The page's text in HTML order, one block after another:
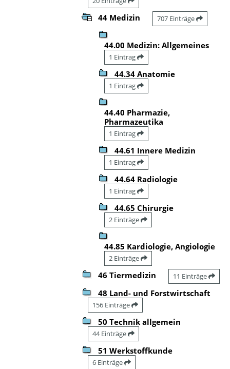
44 Medizin 707 Einträge
44.00 Medizin: Allgemeines
1 Eintrag
44.34 Anatomie
1 Eintrag
44.40 Pharmazie,
Pharmazeutika
1 Eintrag
44.61 Innere Medizin
1 Eintrag
44.64 Radiologie
1 Eintrag
44.65 Chirurgie
2 Einträge
44.85 Kardiologie, Angiologie
2 Einträge
46 Tiermedizin 11 Einträge
48 Land- und Forstwirtschaft
156 Einträge
50 Technik allgemein
44 Einträge
51 Werkstoffkunde
6 Einträge